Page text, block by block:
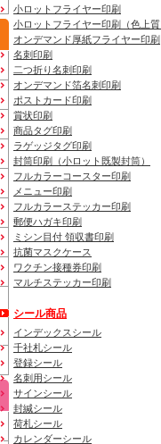
小ロットフライヤー印刷
小ロットフライヤー印刷（色上
オンデマンド厚紙フライヤー印刷
名刺印刷
二つ折り名刺印刷
オンデマンド箔名刺印刷
ポストカード印刷
賞状印刷
商品タグ印刷
ラゲッジタグ印刷
封筒印刷
（小ロット既製封筒）
フルカラーコースター印刷
メニュー印刷
フルカラーステッカー印刷
郵便ハガキ印刷
ミシン目付 領収書印刷
抗菌マスクケース
ワクチン接種券印刷
マルチステッカー印刷
シール商品
インデックスシール
千社札シール
登録シール
名刺用シール
サインシール
封緘シール
荷札シール
カレンダーシール